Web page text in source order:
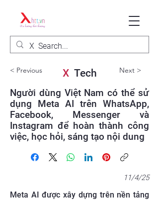
< Previous X Tech Next >
Người dùng Việt Nam có thể sử
dụng Meta AI trên WhatsApp,
Facebook, Messenger và
Instagram để hoàn thành công
việc, học hỏi, sáng tạo nội dung
11/4/25
Meta AI được xây dựng trên nền tảng